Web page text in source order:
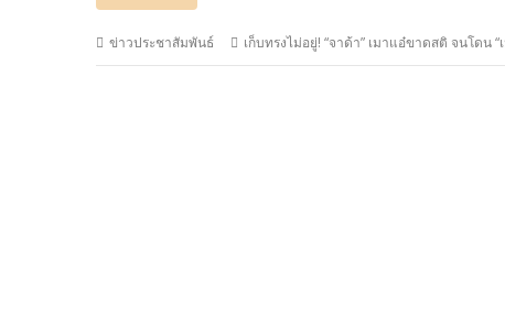
ข่าวประชาสัมพันธ์ เก็บทรงไม่อยู่! “จาด้า” เมาแอ๋ขาดสติ จนโดน